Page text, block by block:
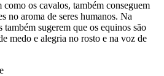
como os cavalos, também conseguem
no aroma de seres humanos. Na
também sugerem que os equinos são
medo e alegria no rosto e na voz de